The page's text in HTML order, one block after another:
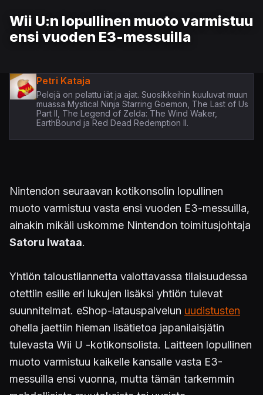
Wii U:n lopullinen muoto varmistuu
ensi vuoden E3-messuilla
Petri Kataja
Pelejä on pelattu iät ja ajat. Suosikkeihin kuuluvat muun
muassa Mystical Ninja Starring Goemon, The Last of Us
Part II, The Legend of Zelda: The Wind Waker,
EarthBound ja Red Dead Redemption II.
Nintendon seuraavan kotikonsolin lopullinen
muoto varmistuu vasta ensi vuoden E3-messuilla,
ainakin mikäli uskomme Nintendon toimitusjohtaja
Satoru Iwataa.
Yhtiön taloustilannetta valottavassa tilaisuudessa
otettiin esille eri lukujen lisäksi yhtiön tulevat
suunnitelmat. eShop-latauspalvelun uudistusten
ohella jaettiin hieman lisätietoa japanilaisjätin
tulevasta Wii U -kotikonsolista. Laitteen lopullinen
muoto varmistuu kaikelle kansalle vasta E3-
messuilla ensi vuonna, mutta tämän tarkemmin